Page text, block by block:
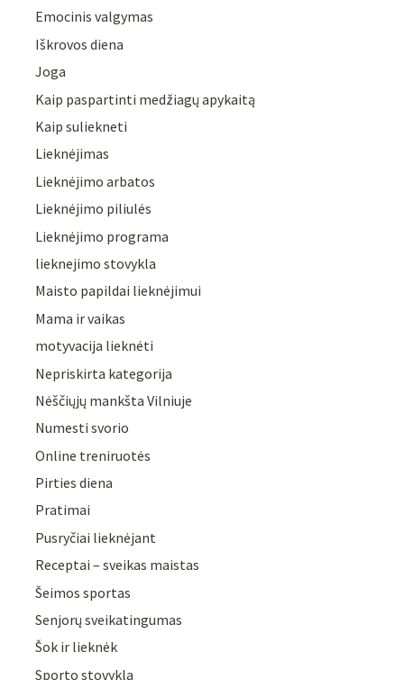
Emocinis valgymas
Iškrovos diena
Joga
Kaip paspartinti medžiagų apykaitą
Kaip suliekneti
Lieknėjimas
Lieknėjimo arbatos
Lieknėjimo piliulės
Lieknėjimo programa
lieknejimo stovykla
Maisto papildai lieknėjimui
Mama ir vaikas
motyvacija lieknėti
Nepriskirta kategorija
Nėščiųjų mankšta Vilniuje
Numesti svorio
Online treniruotės
Pirties diena
Pratimai
Pusryčiai lieknėjant
Receptai – sveikas maistas
Šeimos sportas
Senjorų sveikatingumas
Šok ir lieknėk
Sporto stovykla